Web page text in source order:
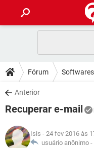
CELULAR
OUTLOOK
INSTAGRAM
GUIA DE COMPRAS
DICAS
JOGOS
INSTAGRAM
DOWNLOADS
JOGOS
CELULAR
OUTLOOK
FÓRUM
JOGOS
GLOSSÁRIO
Fórum
Anterior
Recuperar e-mail
Isis - 24 fev 2016 às
usuário anônimo -